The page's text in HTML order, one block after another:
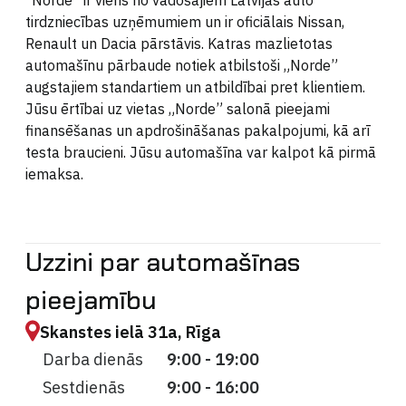
tirdzniecības uzņēmumiem un ir oficiālais Nissan,
Renault un Dacia pārstāvis. Katras mazlietotas
automašīnu pārbaude notiek atbilstoši „Norde”
augstajiem standartiem un atbildībai pret klientiem.
Jūsu ērtībai uz vietas „Norde” salonā pieejami
finansēšanas un apdrošināšanas pakalpojumi, kā arī
testa braucieni. Jūsu automašīna var kalpot kā pirmā
iemaksa.
Uzzini par automašīnas
pieejamību
Skanstes ielā 31a, Rīga
Darba dienās
9:00 - 19:00
Sestdienās
9:00 - 16:00